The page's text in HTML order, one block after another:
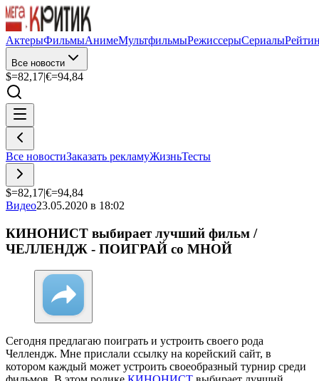
АктерыФильмыАнимеМультфильмыРежиссерыСериалы
Все новости
$=82,17|€=94,84
Все новостиЗаказать рекламуЖизньТесты
$=82,17|€=94,84
Видео23.05.2020 в 18:02
КИНОНИСТ выбирает лучший фильм /
ЧЕЛЛЕНДЖ - ПОИГРАЙ со МНОЙ
Сегодня предлагаю поиграть и устроить своего рода
Челлендж. Мне прислали ссылку на корейский сайт, в
котором каждый может устроить своеобразный турнир среди